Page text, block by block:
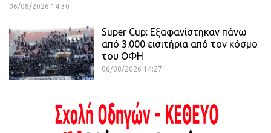
06/08/2026 14:30
Super Cup: Εξαφανίστηκαν πάνω
από 3.000 εισιτήρια από τον κόσμο
του ΟΦΗ
06/08/2026 14:27